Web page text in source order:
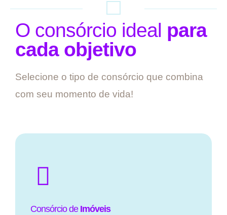
O consórcio ideal para
cada objetivo
Selecione o tipo de consórcio que combina
com seu momento de vida!
Consórcio de Imóveis